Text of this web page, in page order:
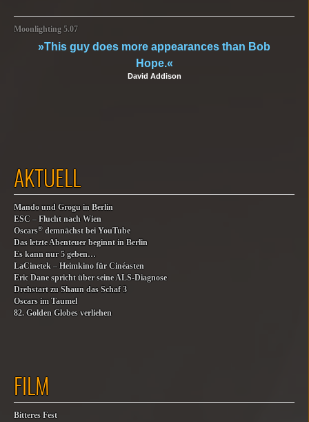
Moonlighting 5.07
»This guy does more appearances than Bob
Hope.«
David Addison
AKTUELL
Mando und Grogu in Berlin
ESC – Flucht nach Wien
Oscars® demnächst bei YouTube
Das letzte Abenteuer beginnt in Berlin
Es kann nur 5 geben…
LaCinetek – Heimkino für Cinéasten
Eric Dane spricht über seine ALS-Diagnose
Drehstart zu Shaun das Schaf 3
Oscars im Taumel
82. Golden Globes verliehen
FILM
Bitteres Fest